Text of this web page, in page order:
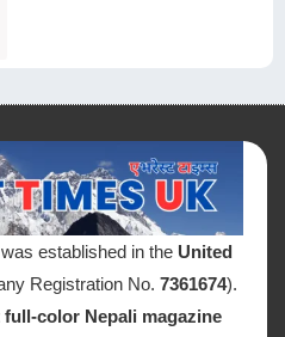
was established in the United
Registration No. 7361674).
color Nepali magazine